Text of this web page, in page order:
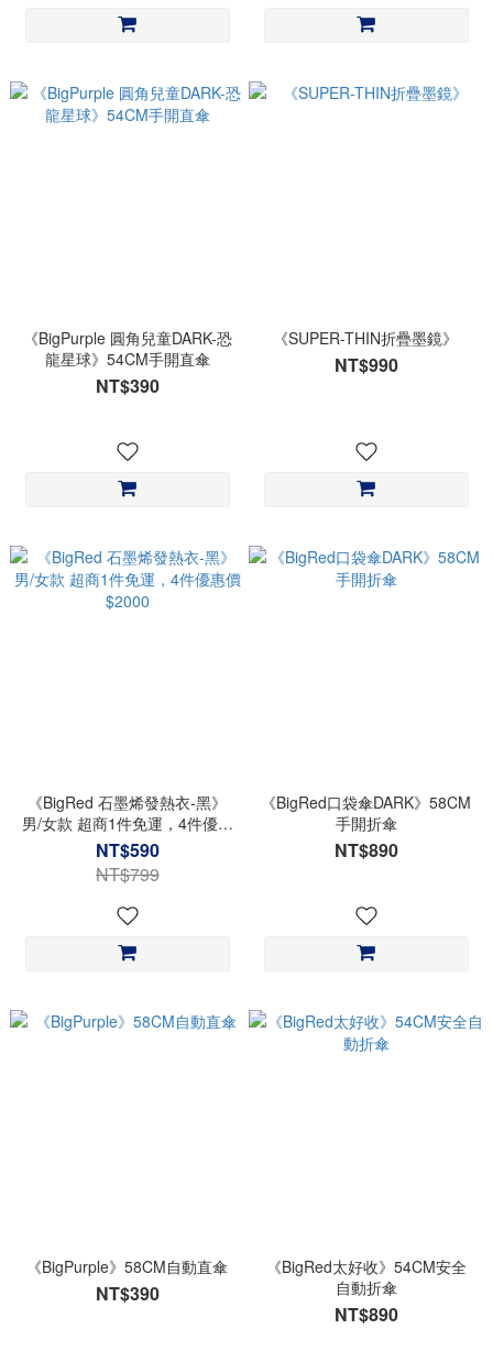
《BigPurple 圓角兒童DARK-恐
龍星球》54CM手開直傘
NT$390
《SUPER-THIN折疊墨鏡》
NT$990
《BigRed 石墨烯發熱衣-黑》
男/女款 超商1件免運，4件優惠
價$2000
NT$590
NT$799
《BigRed口袋傘DARK》58CM
手開折傘
NT$890
《BigPurple》58CM自動直傘
NT$390
《BigRed太好收》54CM安全
自動折傘
NT$890